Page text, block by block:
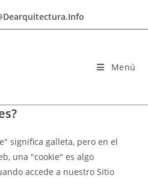
Menú
significa galleta, pero en el
una "cookie" es algo
accede a nuestro Sitio